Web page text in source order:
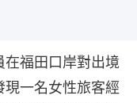
福田口岸對出境
一名女性旅客經